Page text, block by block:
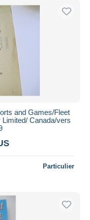
and Games/Fleet
Canada/vers
Particulier